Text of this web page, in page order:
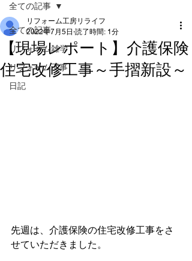
全ての記事
リフォーム雑学
リフォーム工事
日記
全ての記事
【現場レポート】介護保険
住宅改修工事～手摺新設～
リフォーム工房リライフ
2022年7月5日 読了時間: 1分
先週は、介護保険の住宅改修工事をさ
せていただきました。